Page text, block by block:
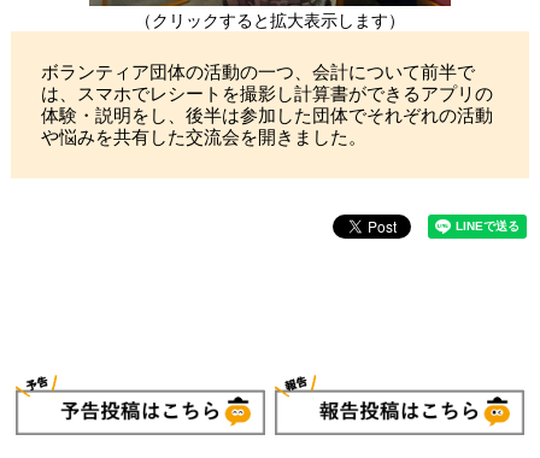
（クリックすると拡大表示します）
ボランティア団体の活動の一つ、会計について前半で
は、スマホでレシートを撮影し計算書ができるアプリの
体験・説明をし、後半は参加した団体でそれぞれの活動
や悩みを共有した交流会を開きました。